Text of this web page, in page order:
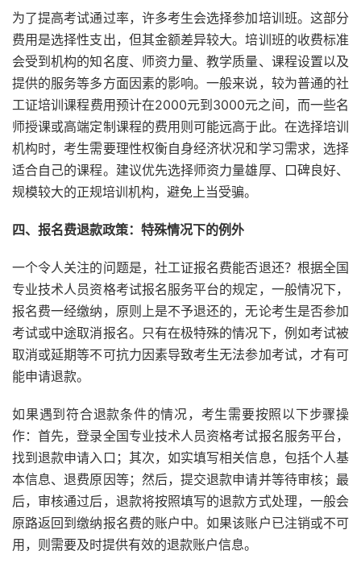
为了提高考试通过率，许多考生会选择参加培训班。这部分
费用是选择性支出，但其金额差异较大。培训班的收费标准
会受到机构的知名度、师资力量、教学质量、课程设置以及
提供的服务等多方面因素的影响。一般来说，较为普通的社
工证培训课程费用预计在2000元到3000元之间，而一些名
师授课或高端定制课程的费用则可能远高于此。在选择培训
机构时，考生需要理性权衡自身经济状况和学习需求，选择
适合自己的课程。建议优先选择师资力量雄厚、口碑良好、
规模较大的正规培训机构，避免上当受骗。
四、报名费退款政策：特殊情况下的例外
一个令人关注的问题是，社工证报名费能否退还？根据全国
专业技术人员资格考试报名服务平台的规定，一般情况下，
报名费一经缴纳，原则上是不予退还的，无论考生是否参加
考试或中途取消报名。只有在极特殊的情况下，例如考试被
取消或延期等不可抗力因素导致考生无法参加考试，才有可
能申请退款。
如果遇到符合退款条件的情况，考生需要按照以下步骤操
作：首先，登录全国专业技术人员资格考试报名服务平台，
找到退款申请入口；其次，如实填写相关信息，包括个人基
本信息、退费原因等；然后，提交退款申请并等待审核；最
后，审核通过后，退款将按照填写的退款方式处理，一般会
原路返回到缴纳报名费的账户中。如果该账户已注销或不可
用，则需要及时提供有效的退款账户信息。